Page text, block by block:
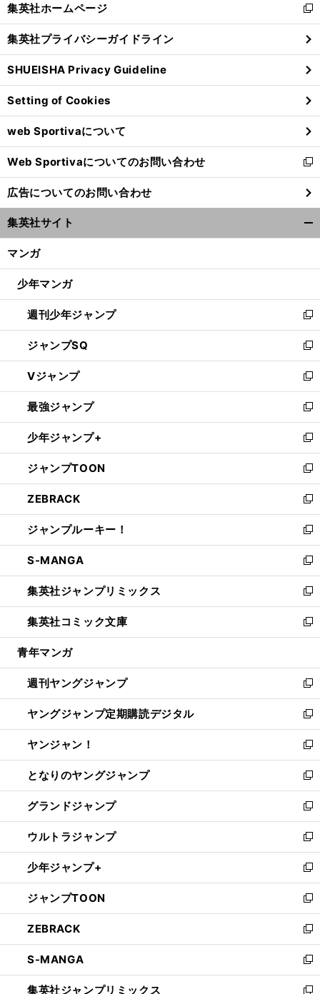
前
閉
る
集英社ホームページ
新
し
い
ウ
ィ
ン
ド
ウ
で
開
く
集英社プライバシーガイドライン
SHUEISHA Privacy Guideline
Setting of Cookies
web Sportivaについて
Web Sportivaについてのお問い合わせ
新
し
い
ウ
ィ
ン
ウ
開
く
広告についてのお問い合わせ
集英社サイト
マンガ
少年マンガ
週刊少年ジャンプ
新
し
い
ウ
ィ
ン
ド
ウ
で
開
く
ジャンプSQ
新
し
い
ウ
ィ
ン
ド
ウ
で
開
く
Vジャンプ
新
し
い
ウ
ィ
ン
ド
ウ
で
開
く
最強ジャンプ
新
し
い
ウ
ィ
ン
ド
ウ
で
開
く
少年ジャンプ+
新
し
い
ウ
ィ
ン
ド
ウ
で
開
く
ジャンプTOON
新
し
い
ウ
ィ
ン
ド
ウ
で
開
く
ZEBRACK
新
し
い
ウ
ィ
ン
ド
ウ
で
開
ジャンプルーキー！
新
し
い
ウ
ィ
ン
ド
ウ
開
く
S-MANGA
新
し
い
ウ
ィ
ン
ウ
で
開
く
集英社ジャンプリミックス
新
し
い
ウ
ン
ド
ウ
で
開
く
集英社コミック文庫
新
し
ウ
ィ
ン
ド
ウ
で
開
く
青年マンガ
週刊ヤングジャンプ
新
し
い
ウ
ィ
ン
ド
ウ
で
開
く
ヤングジャンプ定期購読デジタル
新
し
い
ウ
ィ
ン
ド
ウ
で
開
く
ヤンジャン！
新
し
い
ウ
ィ
ン
ド
ウ
で
開
く
となりのヤングジャンプ
新
し
い
ウ
ィ
ン
ド
ウ
で
開
く
グランドジャンプ
新
し
い
ウ
ィ
ン
ド
ウ
で
開
く
ウルトラジャンプ
新
し
い
ウ
ィ
ン
ド
ウ
で
開
く
少年ジャンプ+
新
し
い
ウ
ィ
ン
ド
ウ
で
ジャンプTOON
新
し
い
ウ
ィ
ン
ド
ZEBRACK
新
し
い
ウ
S-MANGA
新
し
集英社ジャンプリミックス